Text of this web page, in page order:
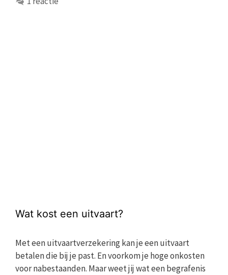
Wat kost een uitvaart?
Met een uitvaartverzekering kan je een uitvaart
betalen die bij je past. En voorkom je hoge onkosten
voor nabestaanden. Maar weet jij wat een begrafenis